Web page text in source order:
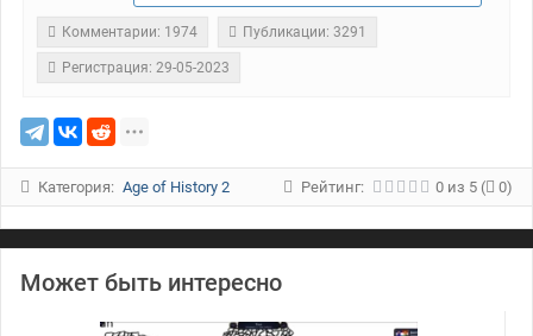
Комментарии: 1974 Публикации: 3291
Регистрация: 29-05-2023
Категория: Age of History 2 Рейтинг: 0 из 5 ( 0)
Может быть интересно